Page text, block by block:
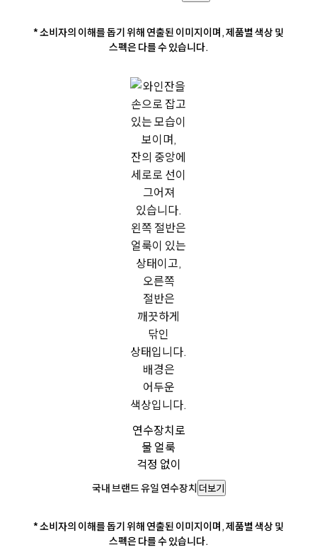
* 소비자의 이해를 돕기 위해 연출된 이미지이며, 제품별 색상 및
스펙은 다를 수 있습니다.
연수장치로
물 얼룩
걱정 없이
국내 브랜드 유일 연수장치 더보기
* 소비자의 이해를 돕기 위해 연출된 이미지이며, 제품별 색상 및
스펙은 다를 수 있습니다.